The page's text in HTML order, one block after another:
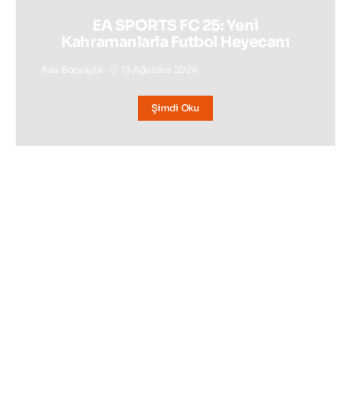
EA SPORTS FC 25: Yeni
Kahramanlarla Futbol Heyecanı
Şimdi Oku